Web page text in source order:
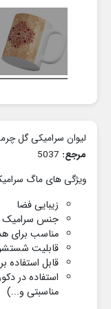
لیوان سرامیکی گل
مرجع:
ویژگی های ماگ
زیبایی فضا
جنس سرامیک
مناسب برای
قابلیت
قابل استفاده
استفاده در
مناسبتی و...)